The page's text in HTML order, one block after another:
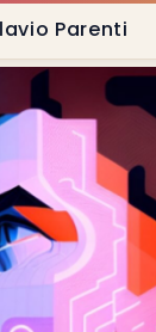
Parenti